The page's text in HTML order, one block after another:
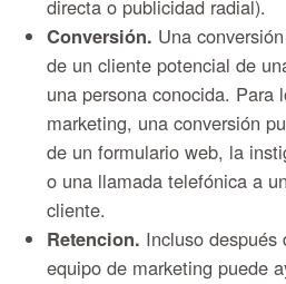
directa o publicidad radial).
Conversión. Una
de un cliente potencial de
una persona conocida. Para
marketing, una conversión
de un formulario web, la
o una llamada telefónica a
cliente.
Retencion. Incluso después
equipo de marketing puede